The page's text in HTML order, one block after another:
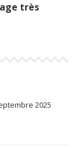
très
2025